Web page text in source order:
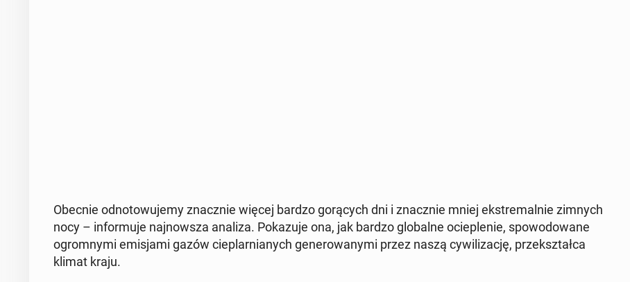
Obecnie od­no­to­wu­je­my znacz­nie więcej bardzo go­rą­cych dni i znacz­nie mniej eks­tre­mal­nie zimnych
nocy – in­for­mu­je naj­now­sza analiza. Po­ka­zu­je ona, jak bardzo glo­bal­ne ocie­ple­nie, spo­wo­do­wa­ne
ogrom­ny­mi emi­sja­mi gazów cie­plar­nia­nych ge­ne­ro­wa­ny­mi przez naszą cy­wi­li­za­cję, prze­kształ­ca
klimat kraju.